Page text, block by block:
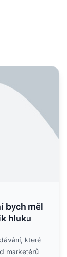
opravdu dávat
bych měl
hluku
které
marketérů